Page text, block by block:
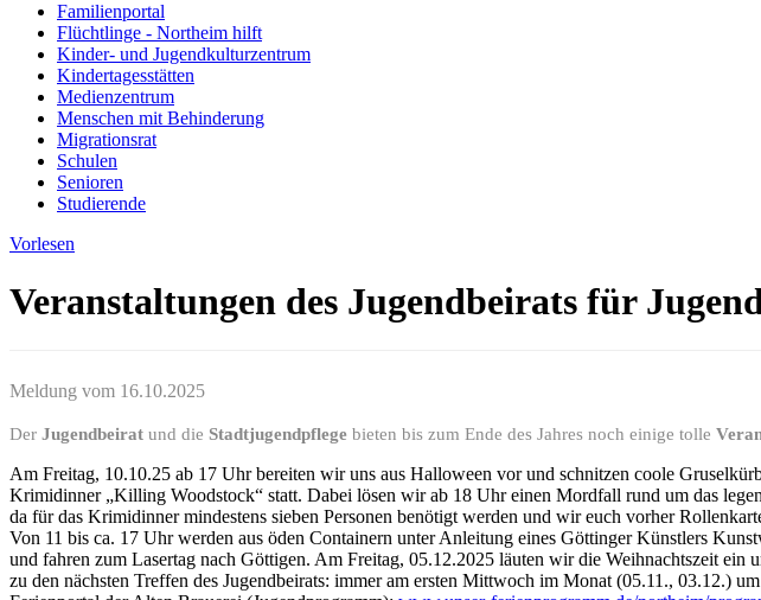
Familienportal
Flüchtlinge - Northeim hilft
Kinder- und Jugendkulturzentrum
Kindertagesstätten
Medienzentrum
Menschen mit Behinderung
Migrationsrat
Schulen
Senioren
Studierende
Vorlesen
Veranstaltungen des Jugendbeirats für
Meldung vom 16.10.2025
Der Jugendbeirat und die Stadtjugendpflege bieten bis zum Ende des Jahres noch einige tolle
Am Freitag, 10.10.25 ab 17 Uhr bereiten wir uns aus Halloween vor und schnitzen coole
Krimidinner „Killing Woodstock“ statt. Dabei lösen wir ab 18 Uhr einen Mordfall rund um das
da für das Krimidinner mindestens sieben Personen benötigt werden und wir euch vorher
Von 11 bis ca. 17 Uhr werden aus öden Containern unter Anleitung eines Göttinger Künstlers
und fahren zum Lasertag nach Göttigen. Am Freitag, 05.12.2025 läuten wir die Weihnachtszeit
zu den nächsten Treffen des Jugendbeirats: immer am ersten Mittwoch im Monat (05.11., 03.12.)